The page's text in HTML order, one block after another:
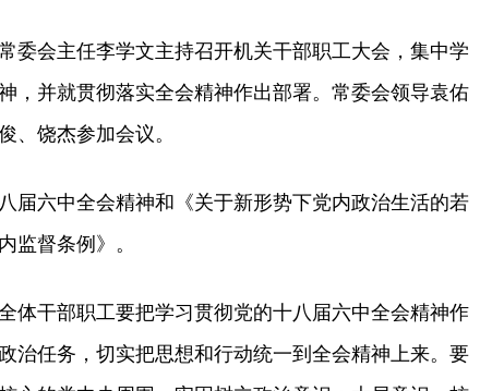
会主任李学文主持召开机关干部职工大会，集中学
，并就贯彻落实全会精神作出部署。常委会领导袁佑
、饶杰参加会议。
六中全会精神和《关于新形势下党内政治生活的若
监督条例》。
干部职工要把学习贯彻党的十八届六中全会精神作
治任务，切实把思想和行动统一到全会精神上来。要